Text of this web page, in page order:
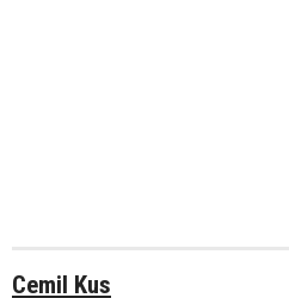
Cemil Kus